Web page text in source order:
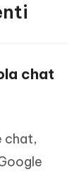
chat
chat,